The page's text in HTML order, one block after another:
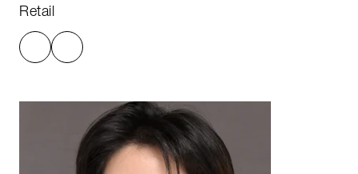
Retail